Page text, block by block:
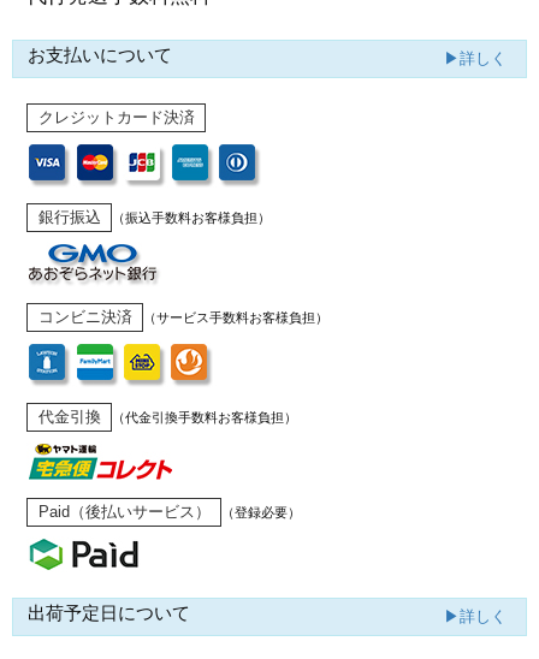
お支払いについて ▶詳しく
クレジットカード決済
銀行振込 （振込手数料お客様負担）
コンビニ決済 （サービス手数料お客様負担）
代金引換 （代金引換手数料お客様負担）
Paid（後払いサービス） （登録必要）
出荷予定日について ▶詳しく